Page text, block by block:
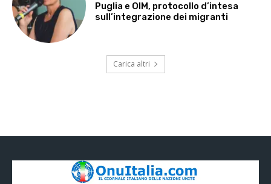
Puglia e OIM, protocollo d’intesa
sull’integrazione dei migranti
Carica altri